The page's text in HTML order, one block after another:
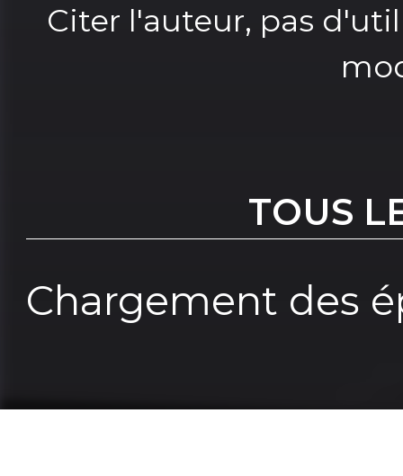
Citer l'auteur, pas
TOUS
Chargement des